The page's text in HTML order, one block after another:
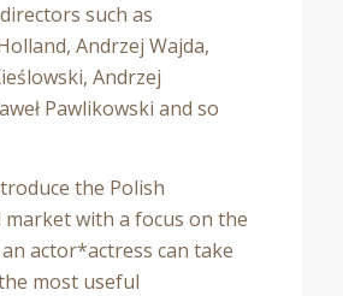
such as
Andrzej Wajda,
Andrzej
Pawlikowski and so
the Polish
market with a focus on the
actor*actress can take
most useful